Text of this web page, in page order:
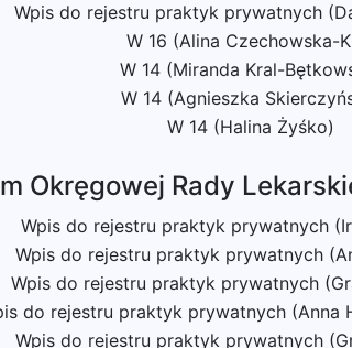
Wpis do rejestru praktyk prywatnych
W 16 (Alina Czechowska-
W 14 (Miranda Kral-
W 14 (Agnieszka
W 14 (Halina Żyśko)
Okręgowej Rady
Wpis do rejestru praktyk prywatnych
Wpis do rejestru praktyk prywatnych
Wpis do rejestru praktyk prywatnych
do rejestru praktyk prywatnych (Anna
Wpis do rejestru praktyk prywatnych